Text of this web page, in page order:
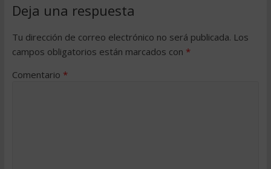
Deja una respuesta
Tu dirección de correo electrónico no será publicada. Los
campos obligatorios están marcados con *
Comentario *